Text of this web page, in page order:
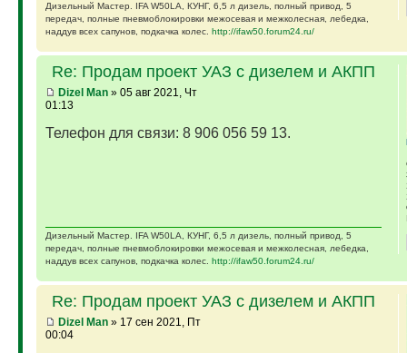
Дизельный Мастер. IFA W50LA, КУНГ, 6,5 л дизель, полный привод, 5
передач, полные пневмоблокировки межосевая и межколесная, лебедка,
наддув всех сапунов, подкачка колес. http://ifaw50.forum24.ru/
Re: Продам проект УАЗ с дизелем и АКПП
Dizel Man» 05 авг 2021, Чт
01:13
Телефон для связи: 8 906 056 59 13.
Дизельный Мастер. IFA W50LA, КУНГ, 6,5 л дизель, полный привод, 5
передач, полные пневмоблокировки межосевая и межколесная, лебедка,
наддув всех сапунов, подкачка колес. http://ifaw50.forum24.ru/
Re: Продам проект УАЗ с дизелем и АКПП
Dizel Man» 17 сен 2021, Пт
00:04